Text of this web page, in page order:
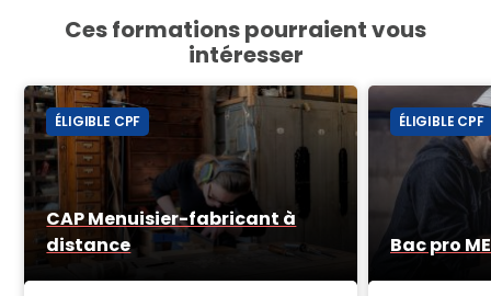
Ces formations pourraient vous
intéresser
CAP Menuisier-fabricant à
distance
ÉLIGIBLE CPF
Bac pro
ÉLIGIBLE CPF